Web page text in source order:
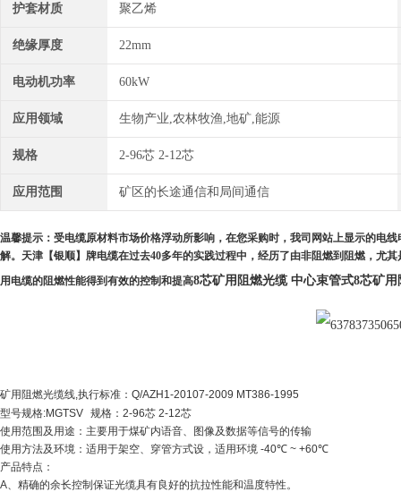
护套材质 聚乙烯
绝缘厚度 22mm
电动机功率 60kW
应用领域 生物产业,农林牧渔,地矿,能源
规格 2-96芯 2-12芯
应用范围 矿区的长途通信和局间通信
温馨提示：受电缆原材料市场价格浮动所影响，在您采购时，我司网站上显示的电
解。天津【银顺】牌电缆在过去40多年的实践过程中，经历了由非阻燃到阻燃，尤
用电缆的阻燃性能得到有效的控制和提高8芯矿用阻燃光缆 中心束管式8芯矿用
矿用阻燃光缆线,执行标准： Q/AZH1-20107-2009 MT386-1995
型号规格:MGTSV 规格： 2-96芯 2-12芯
使用范围及用途：主要用于煤矿内语音、图像及数据等信号的传输
使用方法及环境：适用于架空、穿管方式设，适用环境 -40℃ ~ +60℃
产品特点：
A、精确的余长控制保证光缆具有良好的抗拉性能和温度特性。